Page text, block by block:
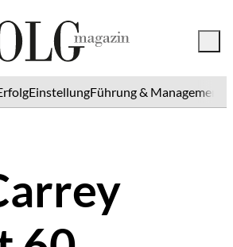
EinstellungFührung & Management